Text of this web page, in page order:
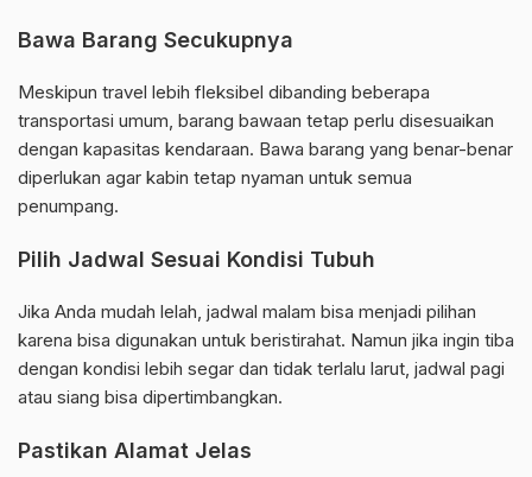
Bawa Barang Secukupnya
Meskipun travel lebih fleksibel dibanding beberapa
transportasi umum, barang bawaan tetap perlu disesuaikan
dengan kapasitas kendaraan. Bawa barang yang benar-benar
diperlukan agar kabin tetap nyaman untuk semua
penumpang.
Pilih Jadwal Sesuai Kondisi Tubuh
Jika Anda mudah lelah, jadwal malam bisa menjadi pilihan
karena bisa digunakan untuk beristirahat. Namun jika ingin tiba
dengan kondisi lebih segar dan tidak terlalu larut, jadwal pagi
atau siang bisa dipertimbangkan.
Pastikan Alamat Jelas